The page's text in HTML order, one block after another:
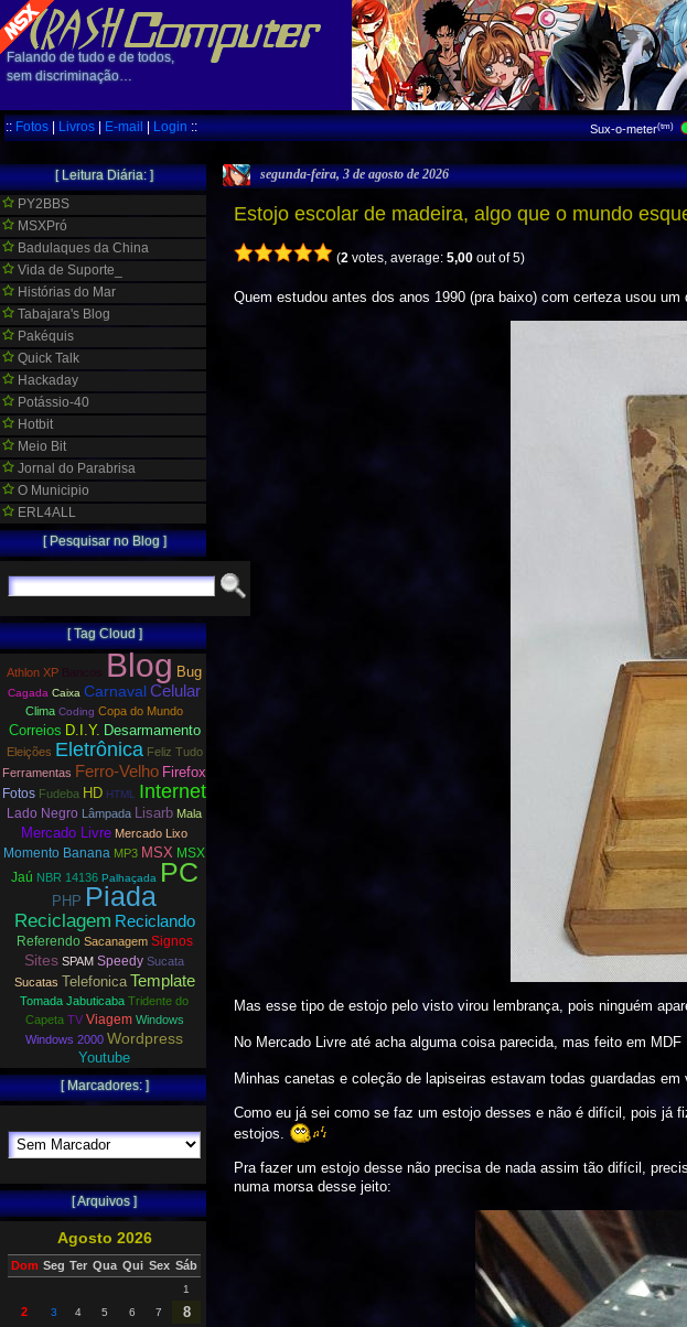
Falando de tudo e de todos,
sem discriminação…
::Fotos|Livros|E-mail|Login:: Sux-o-meter(tm)
segunda-feira, 3 de agosto de 2026
Estojo escolar de madeira, algo que o mundo
(2 votes, average:5,00 out of 5)
Quem estudou antes dos anos 1990 (pra baixo) com certeza usou um
Mas esse tipo de estojo pelo visto virou lembrança, pois ninguém
No Mercado Livre até acha alguma coisa parecida, mas feito em MDF
Minhas canetas e coleção de lapiseiras estavam todas guardadas em
Como eu já sei como se faz um estojo desses e não é difícil, pois já
estojos.
Pra fazer um estojo desse não precisa de nada assim tão difícil,
numa morsa desse jeito:
[ Leitura Diária: ]
PY2BBS
MSXPró
Badulaques da China
Vida de Suporte_
Histórias do Mar
Tabajara's Blog
Pakéquis
Quick Talk
Hackaday
Potássio-40
Hotbit
Meio Bit
Jornal do Parabrisa
O Municipio
ERL4ALL
[ Pesquisar no Blog ]
[ Tag Cloud ]
Athlon XP Bancos Blog Bug
Cagada Caixa CarnavalCelular
Clima Coding Copa do Mundo
Correios D.I.Y. Desarmamento
Eleições Eletrônica Feliz Tudo
Ferramentas Ferro-Velho Firefox
Fotos Fudeba HD HTML Internet
Lado Negro Lâmpada Lisarb Mala
Mercado Livre Mercado Lixo
Momento Banana MP3 MSX MSX
Jaú NBR 14136 Palhaçada PC
PHP Piada
Reciclagem Reciclando
Referendo Sacanagem Signos
Sites SPAM Speedy Sucata
Sucatas Telefonica Template
Tomada Jabuticaba Tridente do
Capeta TV Viagem Windows
Windows 2000 Wordpress
Youtube
[ Marcadores: ]
[ Arquivos ]
Agosto 2026
Dom Seg Ter Qua Qui Sex Sáb
1
2 3 4 5 6 7 8